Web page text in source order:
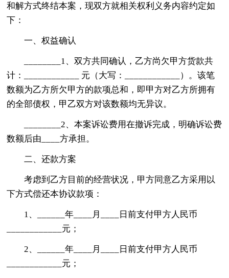
和解方式终结本案，现双方就相关权利义务内容约定如
下：
一、权益确认
________1、双方共同确认，乙方尚欠甲方货款共
计：____________ 元（大写：____________）。该笔
数额为乙方所欠甲方的款项总和，即甲方对乙方所拥有
的全部债权，甲乙双方对该数额均无异议。
________2、本案诉讼费用在撤诉完成，明确诉讼费
数额后由____方承担。
二、还款方案
考虑到乙方目前的经营状况，甲方同意乙方采用以
下方式偿还本协议款项：
1、______年____月____日前支付甲方人民币
____________元；
2、______年____月____日前支付甲方人民币
____________元；